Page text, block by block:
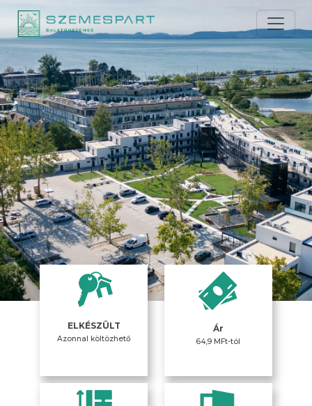
ELKÉSZÜLT
Azonnal költözhető
Ár
64,9 MFt-tól